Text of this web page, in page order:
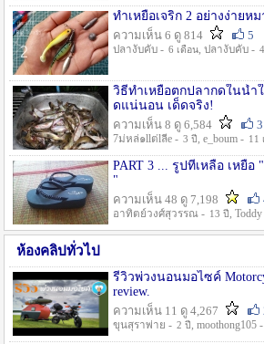
ทำเหยื่อเจริก 2 อย่างง่ายห
ความเห็น 6 ดู 814
5
ปลางับคับ - 6 เดือน, ปลางับคับ -
วิธีทำเหยื่อตกปลากดในน้ำ
ดแน่นอน เด็ดจริง!
ความเห็น 8 ดู 6,584
3
7ม่หล่๑llต่lลีe - 3 ปี , e_boum - 11
PART 3 ... รูปที่เหลือ เหยื่
"
ความเห็น 48 ดู 7,198
อาทิตย์วงศ์สุวรรณ - 13 ปี ,
ห้องคลิปทั่วไป
รีวิวพ่วงนอนมอไซค์
review.
ความเห็น 11 ดู 4,267
ขุนสุราพ่าย - 2 ปี , moothong105 -